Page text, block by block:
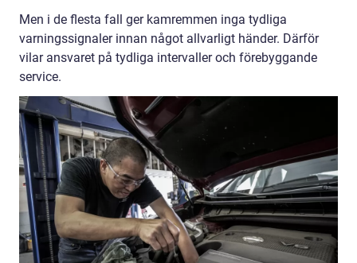
Men i de flesta fall ger kamremmen inga tydliga
varningssignaler innan något allvarligt händer. Därför
vilar ansvaret på tydliga intervaller och förebyggande
service.